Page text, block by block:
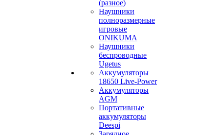
(разное)
Наушники
полноразмерные
игровые
ONIKUMA
Наушники
беспроводные
Ugetus
Аккумуляторы
18650 Live-Power
Аккумуляторы
АGM
Портативные
аккумуляторы
Deespi